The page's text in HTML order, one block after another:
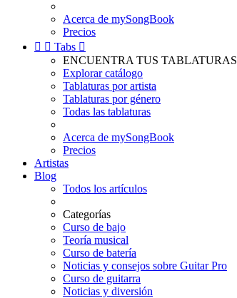
Acerca de mySongBook
Precios
  Tabs 
ENCUENTRA TUS TABLATURAS
Explorar catálogo
Tablaturas por artista
Tablaturas por género
Todas las tablaturas
Acerca de mySongBook
Precios
Artistas
Blog
Todos los artículos
Categorías
Curso de bajo
Teoría musical
Curso de batería
Noticias y consejos sobre Guitar Pro
Curso de guitarra
Noticias y diversión